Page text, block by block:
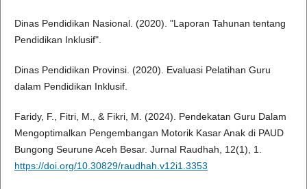
Dinas Pendidikan Nasional. (2020). "Laporan Tahunan tentang
Pendidikan Inklusif".
Dinas Pendidikan Provinsi. (2020). Evaluasi Pelatihan Guru
dalam Pendidikan Inklusif.
Faridy, F., Fitri, M., & Fikri, M. (2024). Pendekatan Guru Dalam
Mengoptimalkan Pengembangan Motorik Kasar Anak di PAUD
Bungong Seurune Aceh Besar. Jurnal Raudhah, 12(1), 1.
https://doi.org/10.30829/raudhah.v12i1.3353